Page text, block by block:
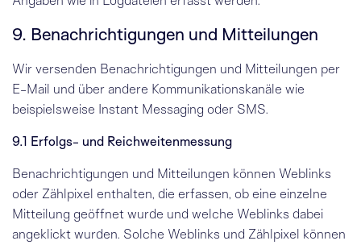
9. Benachrichtigungen und Mitteilungen
Wir versenden Benachrichtigungen und Mitteilungen per
E-Mail und über andere Kommunikationskanäle wie
beispielsweise Instant Messaging oder SMS.
9.1 Erfolgs- und Reichweitenmessung
Benachrichtigungen und Mitteilungen können Weblinks
oder Zählpixel enthalten, die erfassen, ob eine einzelne
Mitteilung geöffnet wurde und welche Weblinks dabei
angeklickt wurden. Solche Weblinks und Zählpixel können